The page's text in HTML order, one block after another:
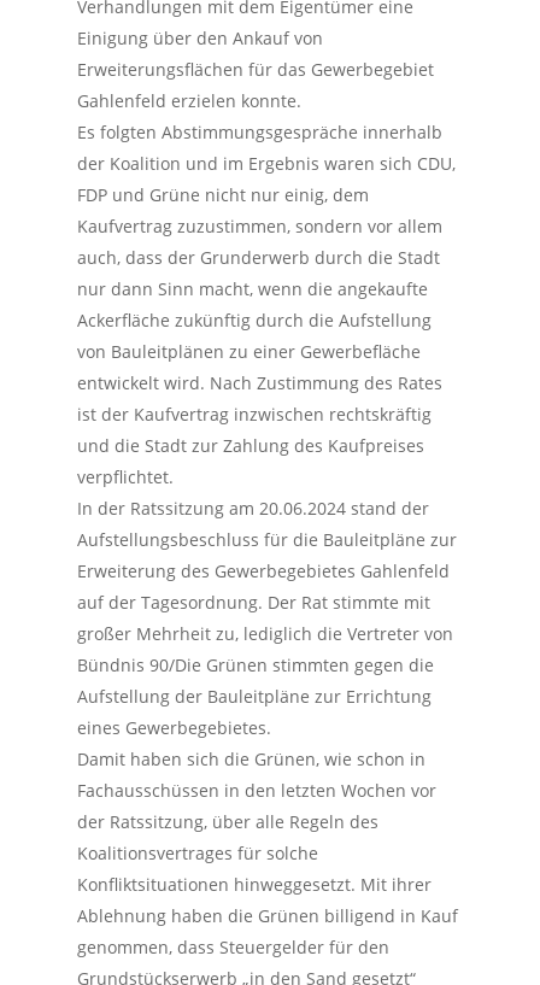
Verhandlungen mit dem Eigentümer eine
Einigung über den Ankauf von
Erweiterungsflächen für das Gewerbegebiet
Gahlenfeld erzielen konnte.
Es folgten Abstimmungsgespräche innerhalb
der Koalition und im Ergebnis waren sich CDU,
FDP und Grüne nicht nur einig, dem
Kaufvertrag zuzustimmen, sondern vor allem
auch, dass der Grunderwerb durch die Stadt
nur dann Sinn macht, wenn die angekaufte
Ackerfläche zukünftig durch die Aufstellung
von Bauleitplänen zu einer Gewerbefläche
entwickelt wird. Nach Zustimmung des Rates
ist der Kaufvertrag inzwischen rechtskräftig
und die Stadt zur Zahlung des Kaufpreises
verpflichtet.
In der Ratssitzung am 20.06.2024 stand der
Aufstellungsbeschluss für die Bauleitpläne zur
Erweiterung des Gewerbegebietes Gahlenfeld
auf der Tagesordnung. Der Rat stimmte mit
großer Mehrheit zu, lediglich die Vertreter von
Bündnis 90/Die Grünen stimmten gegen die
Aufstellung der Bauleitpläne zur Errichtung
eines Gewerbegebietes.
Damit haben sich die Grünen, wie schon in
Fachausschüssen in den letzten Wochen vor
der Ratssitzung, über alle Regeln des
Koalitionsvertrages für solche
Konfliktsituationen hinweggesetzt. Mit ihrer
Ablehnung haben die Grünen billigend in Kauf
genommen, dass Steuergelder für den
Grundstückserwerb „in den Sand gesetzt“